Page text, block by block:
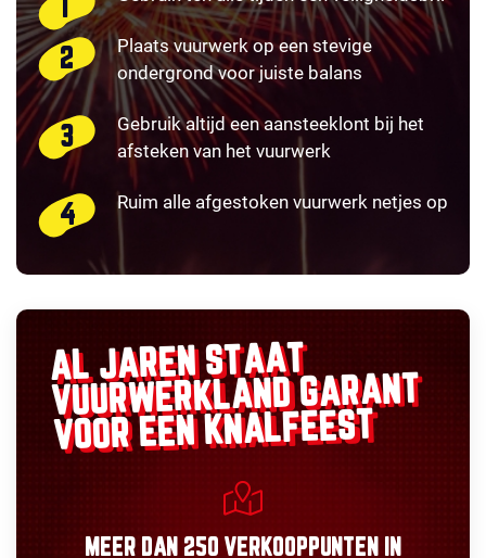
Plaats vuurwerk op een stevige
ondergrond voor juiste balans
Gebruik altijd een aansteeklont bij het
afsteken van het vuurwerk
Ruim alle afgestoken vuurwerk netjes op
AL JAREN STAAT
VUURWERKLANDGARANT
VOOR EEN KNALFEEST
MEER DAN 250 VERKOOPPUNTEN IN